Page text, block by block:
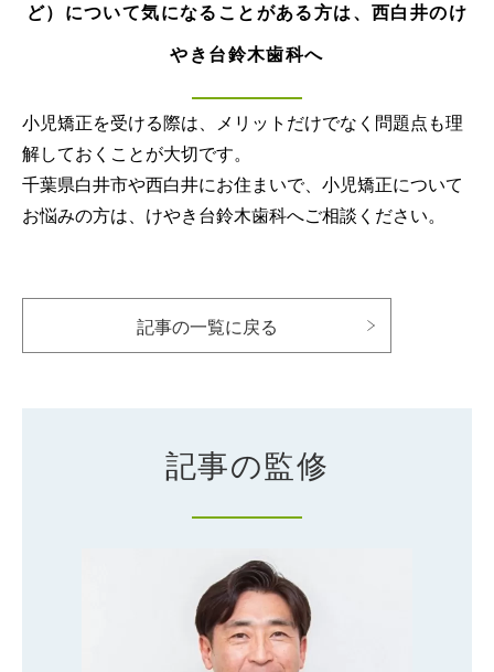
ど）について気になることがある方は、西白井のけ
やき台鈴木歯科へ
小児矯正を受ける際は、メリットだけでなく問題点も理
解しておくことが大切です。
千葉県白井市や西白井にお住まいで、小児矯正について
お悩みの方は、けやき台鈴木歯科へご相談ください。
記事の一覧に戻る
記事の監修